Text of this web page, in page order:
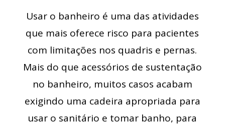
Usar o banheiro é uma das atividades
que mais oferece risco para pacientes
com limitações nos quadris e pernas.
Mais do que acessórios de sustentação
no banheiro, muitos casos acabam
exigindo uma cadeira apropriada para
usar o sanitário e tomar banho, para